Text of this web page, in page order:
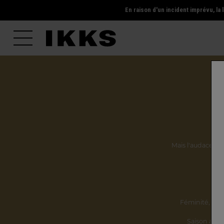
En raison d'un incident imprévu,
Mais l'audace, la
Féminité,
Saison